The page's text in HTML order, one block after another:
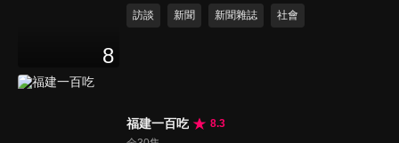
8
訪談
新聞 新聞雜誌 社會
福建一百吃
8.3